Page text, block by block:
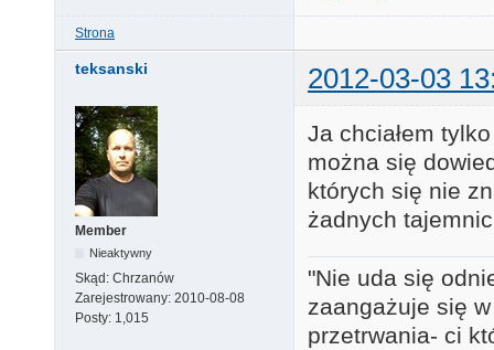
Strona
teksanski 2012-03-03
Member
Nieaktywny
Skąd: Chrzanów
Zarejestrowany: 2010-08-08
Posty: 1,015
Ja chciałem
można się
których się nie
żadnych
"Nie uda się
zaangażuje się
przetrwania- ci